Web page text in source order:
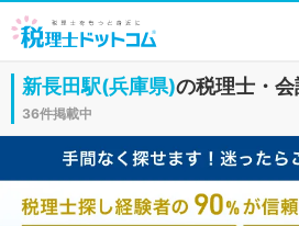
新長田駅(兵庫県)の税理士・
36件掲載中